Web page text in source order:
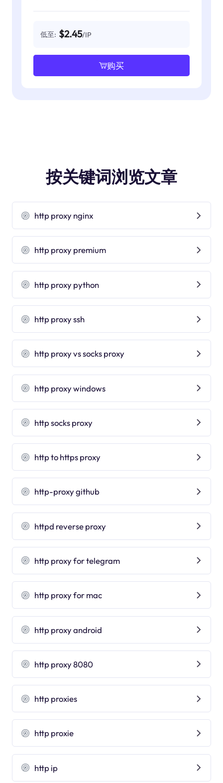
低至: $2.45/IP
购买
按关键词浏览文章
http proxy nginx
http proxy premium
http proxy python
http proxy ssh
http proxy vs socks proxy
http proxy windows
http socks proxy
http to https proxy
http-proxy github
httpd reverse proxy
http proxy for telegram
http proxy for mac
http proxy android
http proxy 8080
http proxies
http proxie
http ip